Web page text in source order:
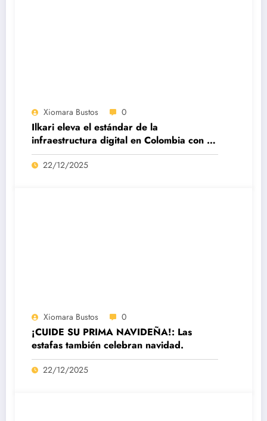
Xiomara Bustos 0
Ilkari eleva el estándar de la
infraestructura digital en Colombia con su
datacenter certificado Nivel IV de ICREA
22/12/2025
Xiomara Bustos 0
¡CUIDE SU PRIMA NAVIDEÑA!: Las
estafas también celebran navidad.
22/12/2025